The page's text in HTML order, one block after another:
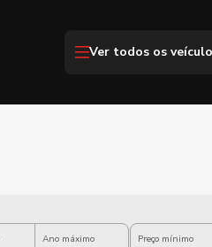
Ver todos os
Ano máximo Preço mínimo